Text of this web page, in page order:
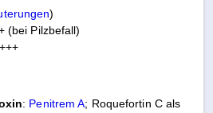
)
(bei Pilzbefall)
: Penitrem A; Roquefortin C als